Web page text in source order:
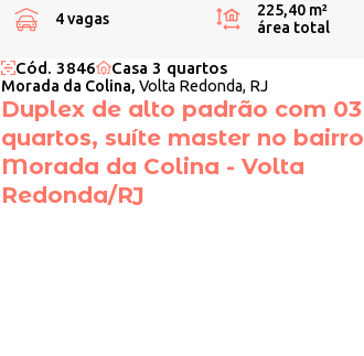
4 vagas
225,40 m²
área total
Cód. 3846 Casa 3 quartos
Morada da Colina, Volta Redonda, RJ
Duplex de alto padrão com 03
quartos, suíte master no bairro
Morada da Colina - Volta
Redonda/RJ